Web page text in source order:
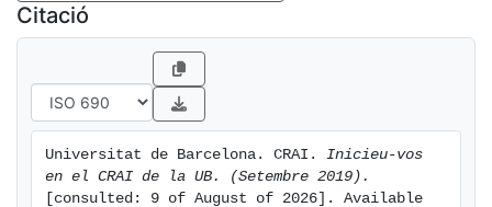
Citació
Universitat de Barcelona. CRAI. Inicieu-vos
en el CRAI de la UB. (Setembre 2019).
[consulted: 9 of August of 2026]. Available